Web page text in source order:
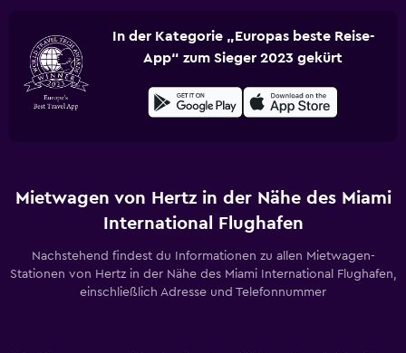
In der Kategorie „Europas beste Reise-
App“ zum Sieger 2023 gekürt
Mietwagen von Hertz in der Nähe des Miami
International Flughafen
Nachstehend findest du Informationen zu allen Mietwagen-
Stationen von Hertz in der Nähe des Miami International Flughafen,
einschließlich Adresse und Telefonnummer